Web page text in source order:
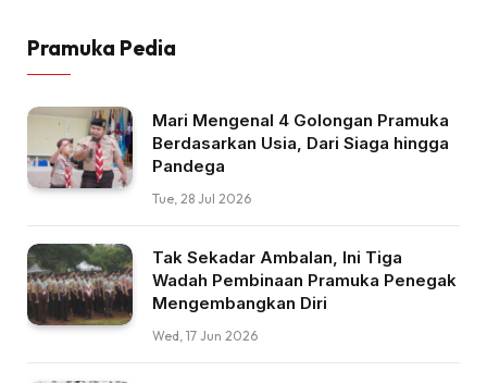
Pramuka Pedia
Mari Mengenal 4 Golongan Pramuka
Berdasarkan Usia, Dari Siaga hingga
Pandega
Tue, 28 Jul 2026
Tak Sekadar Ambalan, Ini Tiga
Wadah Pembinaan Pramuka Penegak
Mengembangkan Diri
Wed, 17 Jun 2026